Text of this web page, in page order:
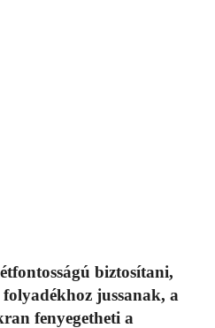
biztosítani,
jussanak, a
fenyegetheti a